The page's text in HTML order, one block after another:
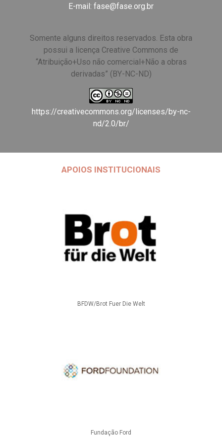
E-mail: fase@fase.org.br
Somente alguns direitos reservados. Esta obra
possui a licença Creative Commons de
“Atribuição+Uso não comercial+Não a obras
derivadas” (BY-NC-ND)
https://creativecommons.org/licenses/by-nc-
nd/2.0/br/
APOIOS INSTITUCIONAIS
BFDW/Brot Fuer Die Welt
Fundação Ford